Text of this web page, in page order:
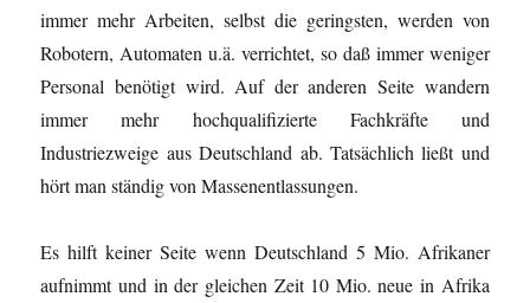
immer mehr Arbeiten, selbst die geringsten, werden von
Robotern, Automaten u.ä. verrichtet, so daß immer weniger
Personal benötigt wird. Auf der anderen Seite wandern
immer mehr hochqualifizierte Fachkräfte und
Industriezweige aus Deutschland ab. Tatsächlich ließt und
hört man ständig von Massenentlassungen.
Es hilft keiner Seite wenn Deutschland 5 Mio. Afrikaner
aufnimmt und in der gleichen Zeit 10 Mio. neue in Afrika